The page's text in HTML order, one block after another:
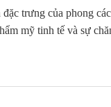
trưng của phong
mỹ tinh tế và sự